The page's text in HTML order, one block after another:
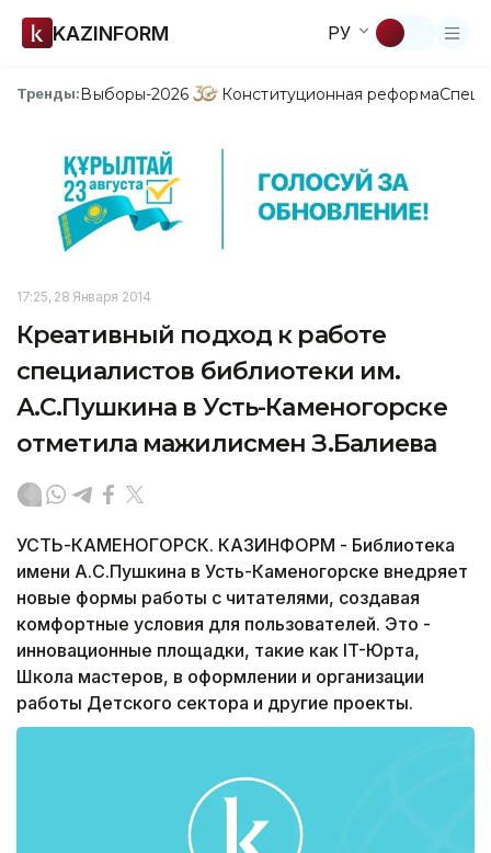
KAZINFORM РУ
Тренды:Выборы-2026 Конституционная реформа
17:25, 28 Января 2014
Креативный подход к работе
специалистов библиотеки им.
А.С.Пушкина в Усть-Каменогорске
отметила мажилисмен З.Балиева
УСТЬ-КАМЕНОГОРСК. КАЗИНФОРМ - Библиотека
имени А.С.Пушкина в Усть-Каменогорске внедряет
новые формы работы с читателями, создавая
комфортные условия для пользователей. Это -
инновационные площадки, такие как IT-Юрта,
Школа мастеров, в оформлении и организации
работы Детского сектора и другие проекты.